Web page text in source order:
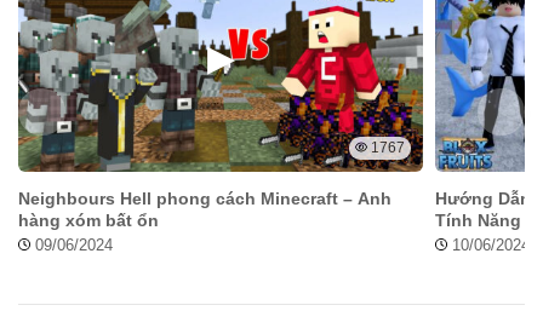
1767
Neighbours Hell phong cách Minecraft – Anh
hàng xóm bất ổn
09/06/2024
Hướng Dẫn
Tính Năng
10/06/2024